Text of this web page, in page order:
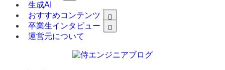
生成AI
おすすめコンテンツ
卒業生インタビュー
運営元について